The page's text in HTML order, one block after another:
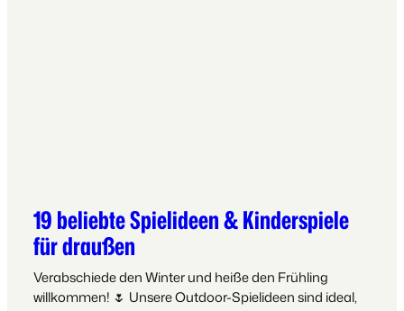
19 beliebte Spielideen & Kinderspiele
für draußen
Verabschiede den Winter und heiße den Frühling
willkommen! 🌷 Unsere Outdoor-Spielideen sind ideal,